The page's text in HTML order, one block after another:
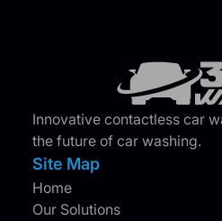
Innovative contactless car
the future of car washing.
Site Map
Home
Our Solutions